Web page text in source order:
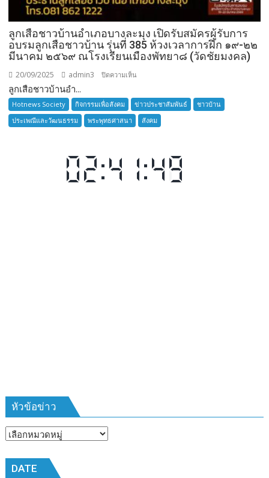
ลูกเสือชาวบ้านอำเภอบางละมุง เปิดรับสมัครผู้รับการ
อบรมลูกเสือชาวบ้าน รุ่นที่ 385 ห้วงเวลาการฝึก ๑๙-๒๒
มีนาคม ๒๕๖๙ ณโรงเรียนเมืองพัทยา๘ (วัดชัยมงคล)
20/09/2025 admin3 ปิดความเห็น
เสือ
ชาว
บ้าน
เปิด
รับ
๒๕๖๙
ลูกเสือชาวบ้านอำ...
Hotnews Society กิจกรรมเพื่อสังคม ข่าวประชาสัมพันธ์
ชาวบ้าน
ประเพณีและวัฒนธรรม
พระพุทธศาสนา สังคม
หัวข้อข่าว
หัวข้อ
DATE